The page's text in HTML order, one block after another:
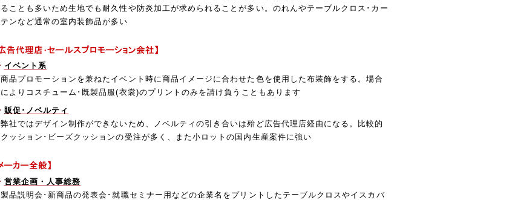
ることも多いため生地でも耐久性や防炎加工が求められることが多い。のれんやテーブルクロス･カー
テンなど通常の室内装飾品が多い
イベント系
商品プロモーションを兼ねたイベント時に商品イメージに合わせた色を使用した布装飾をする。場合
によりコスチューム･既製品服(衣裳)のプリントのみを請け負うこともあります
販促･ノベルティ
弊社ではデザイン制作ができないため、ノベルティの引き合いは殆ど広告代理店経由になる。比較的
クッション･ビーズクッションの受注が多く、また小ロットの国内生産案件に強い
営業企画・人事総務
製品説明会･新商品の発表会･就職セミナー用などの企業名をプリントしたテーブルクロスやイスカバ